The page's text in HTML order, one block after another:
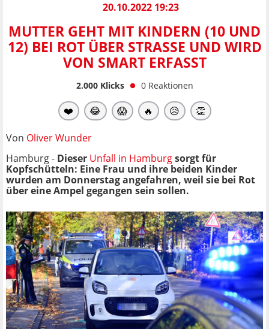
20.10.2022 19:23
MUTTER GEHT MIT KINDERN (10 UND
12) BEI ROT ÜBER STRASSE UND WIRD V
ON SMART ERFASST
2.000Klicks 0 Reaktionen
❤️ 😂 😱 🔥 😥 👏
Von Oliver Wunder
Hamburg - Dieser Unfall in Hamburgsorgt für
Kopfschütteln: Eine Frau und ihre beiden Kinder
wurden am Donnerstag angefahren, weil sie bei Rot
über eine Ampel gegangen sein sollen.